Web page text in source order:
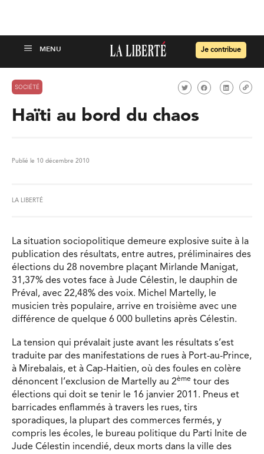
Je contribue
SOCIÉTÉ
Haïti au bord du chaos
Publié le 10 décembre 2010
LA LIBERTÉ
La situation sociopolitique demeure explosive suite à la
publication des résultats, entre autres, préliminaires des
élections du 28 novembre plaçant Mirlande Manigat,
31,37% des votes face à Jude Célestin, le dauphin de
Préval, avec 22,48% des voix. Michel Martelly, le
musicien très populaire, arrive en troisième avec une
différence de quelque 6 000 bulletins après Célestin.
La tension qui prévalait juste avant les résultats s’est
traduite par des manifestations de rues à Port-au-Prince,
à Mirebalais, et à Cap-Haitien, où des foules en colère
dénoncent l’exclusion de Martelly au 2ème tour des
élections qui doit se tenir le 16 janvier 2011. Pneus et
barricades enflammés à travers les rues, tirs
sporadiques, la plupart des commerces fermés, y
compris les écoles, le bureau politique du Parti Inite de
Jude Célestin incendié, deux morts dans la ville des